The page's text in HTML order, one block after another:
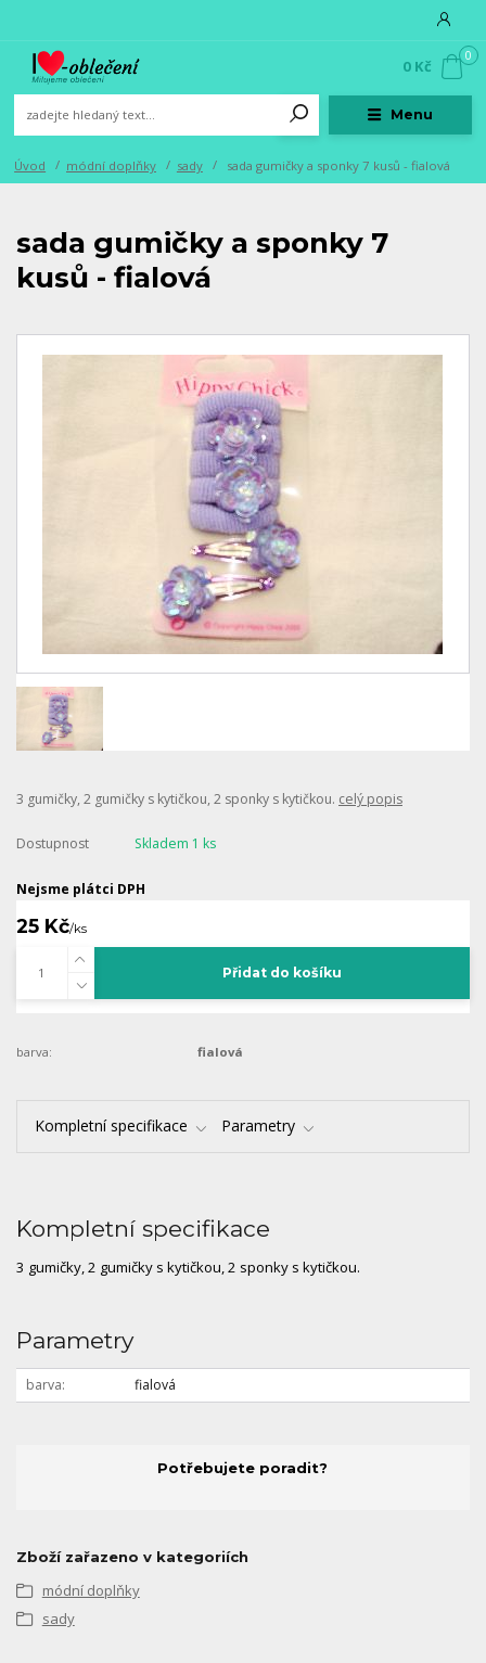
Menu
0
0 Kč
Úvod módní doplňky sady sada gumičky a sponky 7 kusů - fialová
sada gumičky a sponky 7
kusů - fialová
3 gumičky, 2 gumičky s kytičkou, 2 sponky s kytičkou. celý popis
Dostupnost Skladem 1 ks
Nejsme plátci DPH
25 Kč/ks
Přidat do košíku
barva: fialová
Kompletní specifikace Parametry
Kompletní specifikace
3 gumičky, 2 gumičky s kytičkou, 2 sponky s kytičkou.
Parametry
barva fialová
Potřebujete poradit?
Zboží zařazeno v kategoriích
módní doplňky
sady